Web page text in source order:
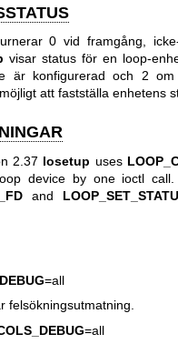
0 vid framgång,
visar status för en loop-
är konfigurerad och 2
att fastställa enhetens
2.37 losetup uses
device by one ioctl
and
=all
felsökningsutmatning.
=all